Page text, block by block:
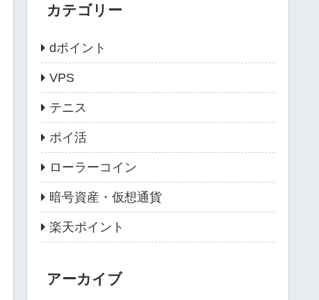
カテゴリー
dポイント
VPS
テニス
ポイ活
ローラーコイン
暗号資産・仮想通貨
楽天ポイント
アーカイブ